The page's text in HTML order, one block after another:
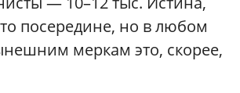
посередине, но в любом
меркам это, скорее,